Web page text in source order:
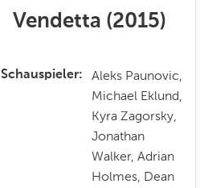
Vendetta (2015)
Schauspieler
Aleks Paunovic,
Michael Eklund,
Kyra Zagorsky,
Jonathan
Walker, Adrian
Holmes, Dean